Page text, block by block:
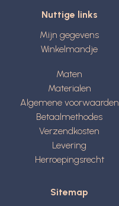
Nuttige links
Mijn gegevens
Winkelmandje
Maten
Materialen
Algemene voorwaarden
Betaalmethodes
Verzendkosten
Levering
Herroepingsrecht
Sitemap